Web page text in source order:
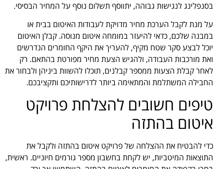
בסנפלינג לנגישות גבוהה, יתווסף תשלום נוסף על המחיר הבסיסי.
על מנת לקבל הערכת מחיר מדויקת לעבודות האיטום בבית או
במבנה שלכם, כדאי להיעזר במומחה איטום מנוסה. קבלן האיטום
יוכל לבצע סקר שטח מקיף, להעריך את היקף החומרים הנדרשים
ואת מורכבות העבודה, ולהגיש הצעת מחיר מפורטת בהתאם. רק
לאחר קבלת הצעות ממספר קבלנים, תוכלו להשוות ביניהן ולבחור את
החבילה המשתלמת והמתאימה ביותר לדרישותיכם ותקציבכם.
טיפים חשובים להצלחת פרויקט
איטום בהתזה
כדי להבטיח את ההצלחה של פרויקט איטום בהתזה ולקבל את
התוצאות המיטביות, יש לקחת בחשבון מספר גורמים חיוניים. ראשית,